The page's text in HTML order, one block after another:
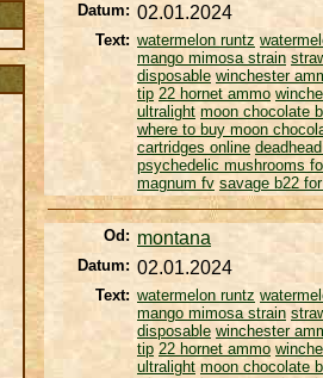
Datum: 02.01.2024
Text: watermelon runtz
mango mimosa strain
disposable winchester
tip 22 hornet ammo
ultralight moon chocolate
where to buy moon
cartridges online
psychedelic mushrooms
magnum fv savage b22
Od: montana
Datum: 02.01.2024
Text: watermelon runtz
mango mimosa strain
disposable winchester
tip 22 hornet ammo
ultralight moon chocolate